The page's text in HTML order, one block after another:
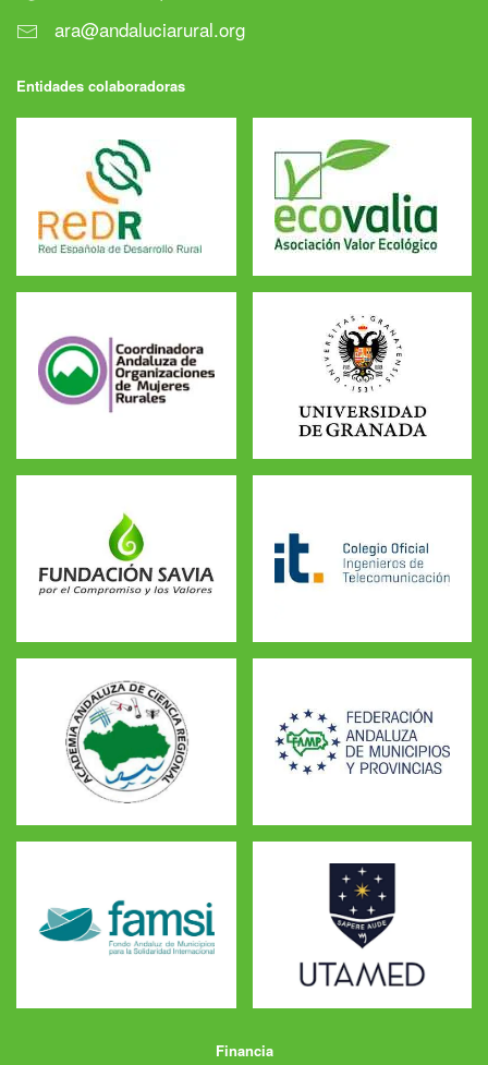
ara@andaluciarural.org
Entidades colaboradoras
Financia